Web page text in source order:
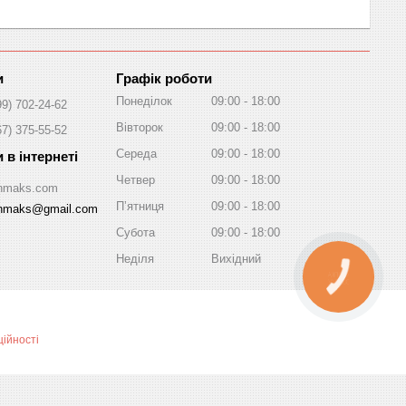
702-24-62
375-55-52
Графік роботи
Понеділок 09:00
18:00
Вівторок
09:00
18:00
Середа
09:00
18:00
Четвер
09:00
18:00
Пʼятниця
09:00
18:00
Субота
09:00
18:00
Неділя
Вихідний
КНОПКА
ЗВ'ЯЗКУ